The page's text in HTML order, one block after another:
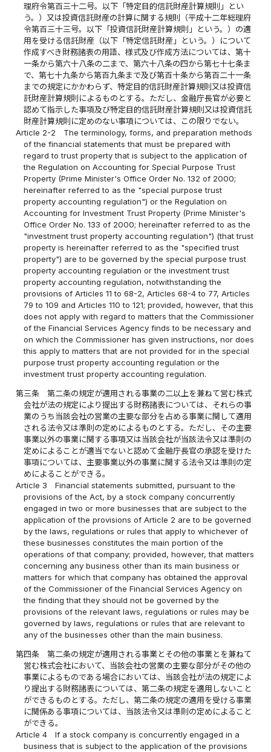
理府令第百三十二号。以下「特定目的信託財産計算規則」とい
う。）又は投資信託財産の計算に関する規則（平成十二年総理府
令第百三十三号。以下「投資信託財産計算規則」という。）の適
用を受ける信託財産（以下「特定信託財産」という。）について
作成すべき財務諸表の用語、様式及び作成方法については、第十
一条から第六十八条の二まで、第六十八条の四から第七十七条ま
で、第七十九条から第百九条まで及び第百十条から第百二十一条
までの規定にかかわらず、特定目的信託財産計算規則又は投資信
託財産計算規則によるものとする。ただし、金融庁長官が必要と
認めて指示した事項及び特定目的信託財産計算規則又は投資信託
財産計算規則に定めのない事項については、この限りでない。
Article 2-2
The terminology, forms, and preparation methods
of the financial statements that must be prepared with
regard to trust property that is subject to the application of
the Regulation on Accounting for Special Purpose Trust
Property (Prime Minister's Office Order No. 132 of 2000;
hereinafter referred to as the "special purpose trust
property accounting regulation") or the Regulation on
Accounting for Investment Trust Property (Prime Minister's
Office Order No. 133 of 2000; hereinafter referred to as the
"investment trust property accounting regulation") (that trust
property is hereinafter referred to as the "specified trust
property") are to be governed by the special purpose trust
property accounting regulation or the investment trust
property accounting regulation, notwithstanding the
provisions of Articles 11 to 68-2, Articles 68-4 to 77, Articles
79 to 109 and Articles 110 to 121; provided, however, that this
does not apply with regard to matters that the Commissioner
of the Financial Services Agency finds to be necessary and
on which the Commissioner has given instructions, nor does
this apply to matters that are not provided for in the special
purpose trust property accounting regulation or the
investment trust property accounting regulation.
第三条
第二条の規定が適用される事業の二以上を兼ねて営む株式
会社が法の規定により提出する財務諸表については、それらの事
業のうち当該会社の営業の主要な部分を占める事業に関して適用
される法令又は準則の定めによるものとする。ただし、その主要
事業以外の事業に関する事項又は当該会社が当該法令又は準則の
定めによることが適当でないと認めて金融庁長官の承認を受けた
事項については、主要事業以外の事業に関する法令又は準則の定
めによることができる。
Article 3
Financial statements submitted, pursuant to the
provisions of the Act, by a stock company concurrently
engaged in two or more businesses that are subject to the
application of the provisions of Article 2 are to be governed
by the laws, regulations or rules that apply to whichever of
these businesses constitutes the main portion of the
operations of that company; provided, however, that matters
concerning any business other than its main business or
matters for which that company has obtained the approval
of the Commissioner of the Financial Services Agency on
the finding that they should not be governed by the
provisions of the relevant laws, regulations or rules may be
governed by laws, regulations or rules that are relevant to
any of the businesses other than the main business.
第四条
第二条の規定が適用される事業とその他の事業とを兼ねて
営む株式会社において、当該会社の営業の主要な部分がその他の
事業によるものである場合においては、当該会社が法の規定によ
り提出する財務諸表については、第二条の規定を適用しないこと
ができるものとする。ただし、第二条の規定の適用を受ける事業
に関係ある事項については、当該法令又は準則の定めによること
ができる。
Article 4
If a stock company is concurrently engaged in a
business that is subject to the application of the provisions